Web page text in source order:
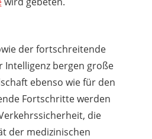
der fortschreitende
Intelligenz bergen große
ebenso wie für den
Fortschritte werden
die
der medizinischen